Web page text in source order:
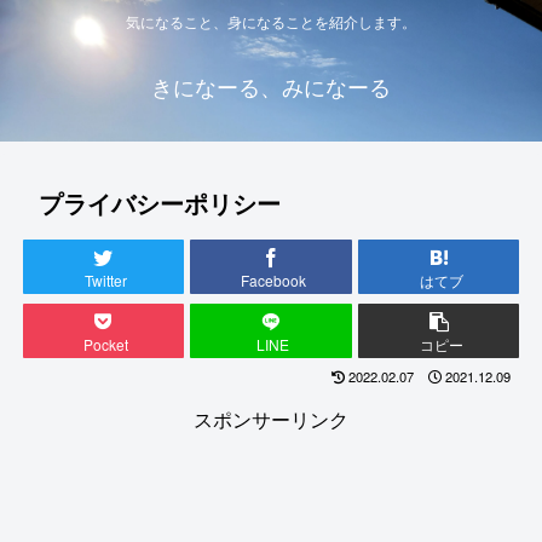
気になること、身になることを紹介します。
きになーる、みになーる
プライバシーポリシー
Twitter Facebook はてブ
Pocket LINE コピー
2022.02.07 2021.12.09
スポンサーリンク